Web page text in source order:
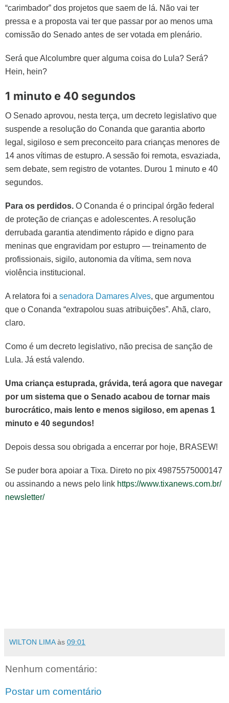
“carimbador” dos projetos que saem de lá. Não vai ter
pressa e a proposta vai ter que passar por ao menos uma
comissão do Senado antes de ser votada em plenário.
Será que Alcolumbre quer alguma coisa do Lula? Será?
Hein, hein?
1 minuto e 40 segundos
O Senado aprovou, nesta terça, um decreto legislativo que
suspende a resolução do Conanda que garantia aborto
legal, sigiloso e sem preconceito para crianças menores de
14 anos vítimas de estupro. A sessão foi remota, esvaziada,
sem debate, sem registro de votantes. Durou 1 minuto e 40
segundos.
Para os perdidos. O Conanda é o principal órgão federal
de proteção de crianças e adolescentes. A resolução
derrubada garantia atendimento rápido e digno para
meninas que engravidam por estupro — treinamento de
profissionais, sigilo, autonomia da vítima, sem nova
violência institucional.
A relatora foi a senadora Damares Alves, que argumentou
que o Conanda “extrapolou suas atribuições”. Ahã, claro,
claro.
Como é um decreto legislativo, não precisa de sanção de
Lula. Já está valendo.
Uma criança estuprada, grávida, terá agora que navegar
por um sistema que o Senado acabou de tornar mais
burocrático, mais lento e menos sigiloso, em apenas 1
minuto e 40 segundos!
Depois dessa sou obrigada a encerrar por hoje, BRASEW!
Se puder bora apoiar a Tixa. Direto no pix 49875575000147
ou assinando a news pelo link https://www.tixanews.com.br/
newsletter/
WILTON LIMA às 09:01
Nenhum comentário:
Postar um comentário